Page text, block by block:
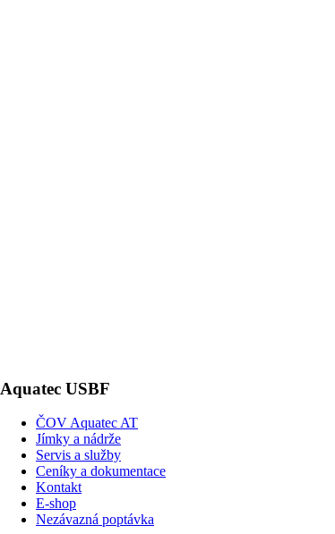
Aquatec USBF
ČOV Aquatec AT
Jímky a nádrže
Servis a služby
Ceníky a dokumentace
Kontakt
E-shop
Nezávazná poptávka